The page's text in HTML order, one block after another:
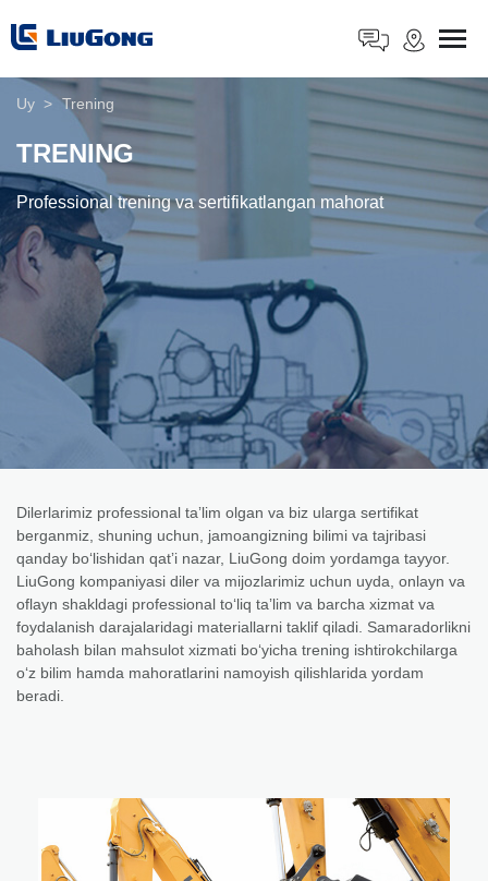
Uy > Trening
TRENING
Professional trening va sertifikatlangan mahorat
Dilerlarimiz professional taʼlim olgan va biz ularga sertifikat
berganmiz, shuning uchun, jamoangizning bilimi va tajribasi
qanday boʻlishidan qatʼi nazar, LiuGong doim yordamga tayyor.
LiuGong kompaniyasi diler va mijozlarimiz uchun uyda, onlayn va
oflayn shakldagi professional toʻliq taʼlim va barcha xizmat va
foydalanish darajalaridagi materiallarni taklif qiladi. Samaradorlikni
baholash bilan mahsulot xizmati boʻyicha trening ishtirokchilarga
oʻz bilim hamda mahoratlarini namoyish qilishlarida yordam
beradi.